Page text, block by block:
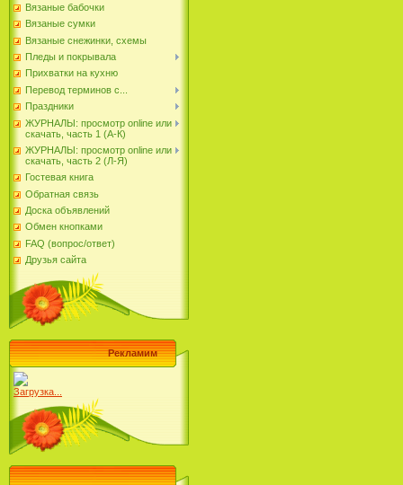
Вязаные бабочки
Вязаные сумки
Вязаные снежинки, схемы
Пледы и покрывала
Прихватки на кухню
Перевод терминов с...
Праздники
ЖУРНАЛЫ: просмотр online или
скачать, часть 1 (А-К)
ЖУРНАЛЫ: просмотр online или
скачать, часть 2 (Л-Я)
Гостевая книга
Обратная связь
Доска объявлений
Обмен кнопками
FAQ (вопрос/ответ)
Друзья сайта
Рекламим
Загрузка...